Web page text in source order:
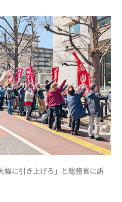
に引き上げろ」と総務省に訴